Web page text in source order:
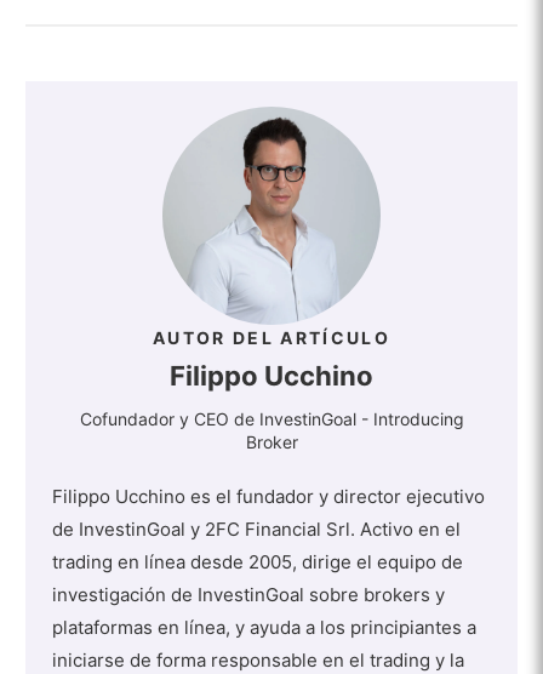
AUTOR DEL ARTÍCULO
Filippo Ucchino
Cofundador y CEO de InvestinGoal - Introducing
Broker
Filippo Ucchino es el fundador y director ejecutivo
de InvestinGoal y 2FC Financial Srl. Activo en el
trading en línea desde 2005, dirige el equipo de
investigación de InvestinGoal sobre brokers y
plataformas en línea, y ayuda a los principiantes a
iniciarse de forma responsable en el trading y la